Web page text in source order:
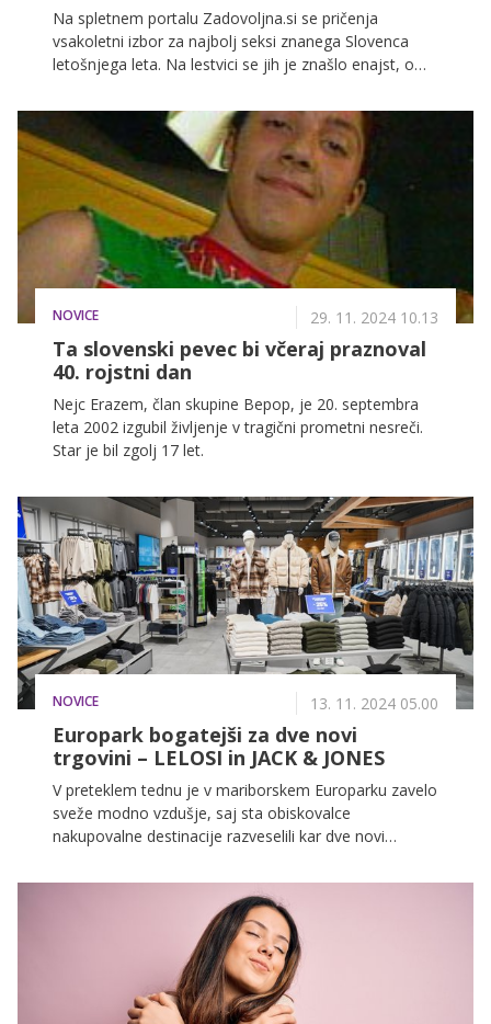
Na spletnem portalu Zadovoljna.si se pričenja
vsakoletni izbor za najbolj seksi znanega Slovenca
letošnjega leta. Na lestvici se jih je znašlo enajst, o
NOVICE 29. 11. 2024 10.13
Ta slovenski pevec bi včeraj praznoval
40. rojstni dan
Nejc Erazem, član skupine Bepop, je 20. septembra
leta 2002 izgubil življenje v tragični prometni nesreči.
Star je bil zgolj 17 let.
NOVICE 13. 11. 2024 05.00
Europark bogatejši za dve novi
trgovini – LELOSI in JACK & JONES
V preteklem tednu je v mariborskem Europarku zavelo
sveže modno vzdušje, saj sta obiskovalce
nakupovalne destinacije razveselili kar dve novi
& JONES. Od zdaj naprej bodo lahko uživali v
nakupovanju udobnih kosov za vso družino ter
kakovostnih in trendovskih moških oblačil, ki so v
Evropi postala sinonim za inovativno oblikovanje